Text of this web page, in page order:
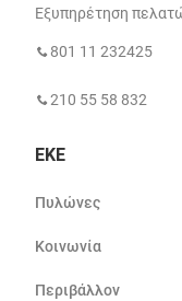
Εξυπηρέτηση
801 11 232425
210 55 58 832
ΕΚΕ
Πυλώνες
Κοινωνία
Περιβάλλον